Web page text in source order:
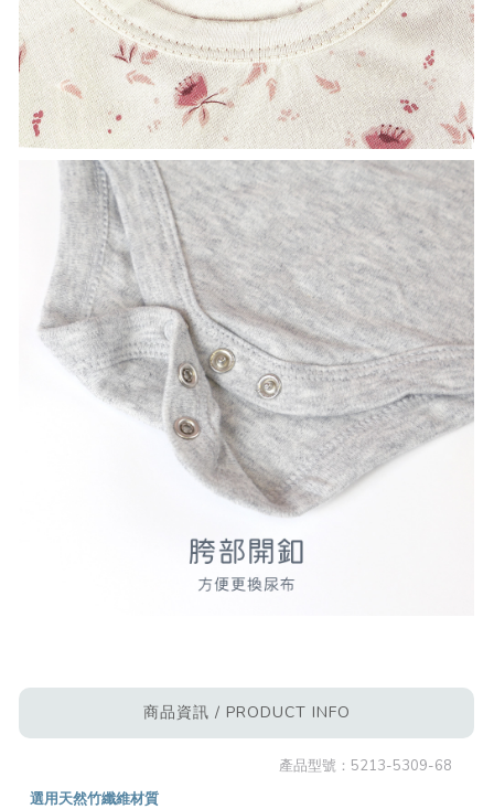
商品資訊 / PRODUCT INFO
產品型號： 5213-5309-68
選用天然竹纖維材質